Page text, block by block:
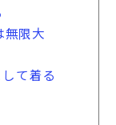
無限大
て着る